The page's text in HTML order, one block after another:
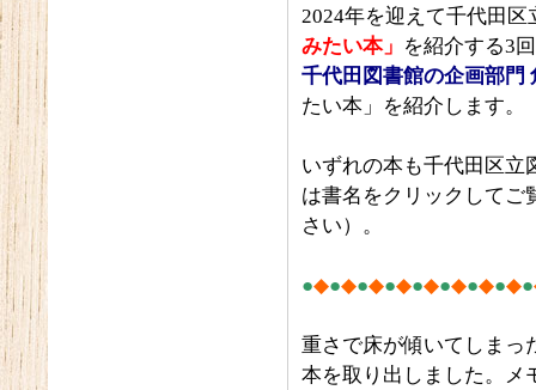
2024年を迎えて千代田
みたい本」 を紹介する3
千代田図書館の企画部門
たい本」を紹介します。
いずれの本も千代田区立
は書名をクリックしてご
さい）。
●◆●◆●◆●◆●◆●◆●◆●◆●
重さで床が傾いてしまっ
本を取り出しました。メ